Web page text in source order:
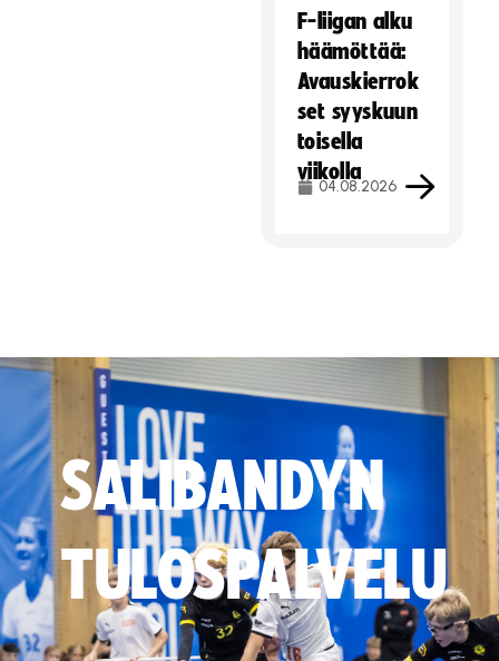
F-liigan alku
häämöttää:
Avauskierrok
set syyskuun
toisella
viikolla
04.08.2026
SALIBANDYN
TULOSPALVELU